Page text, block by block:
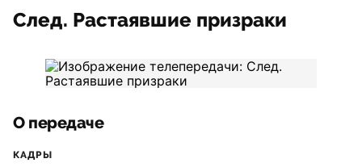
След. Растаявшие призраки
О передаче
КАДРЫ